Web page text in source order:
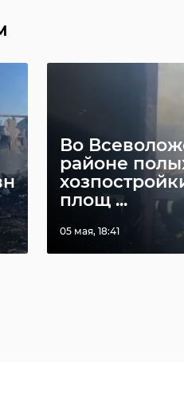
Во
районе
площ ...
05 мая, 18:41